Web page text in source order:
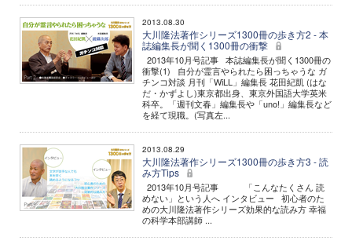
2013.08.30
大川隆法著作シリーズ1300冊の歩き方2 - 本
誌編集長が聞く1300冊の衝撃
2013年10月号記事 本誌編集長が聞く1300冊の
衝撃(1) 自分が霊言やられたら困っちゃうな ガ
チンコ対談 月刊「WiLL」編集長 花田紀凱 (はな
だ・かずよし)東京都出身、東京外国語大学英米
科卒。「週刊文春」編集長や「uno!」編集長など
を経て現職。(写真左...
2013.08.29
大川隆法著作シリーズ1300冊の歩き方3 - 読
み方Tips
2013年10月号記事 「こんなたくさん 読
めない」という人へ インタビュー 初心者のた
めの大川隆法著作シリーズ効果的な読み方 幸福
の科学本部講師 ...